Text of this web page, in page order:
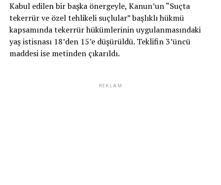
Kabul edilen bir başka önergeyle, Kanun’un “Suçta
tekerrür ve özel tehlikeli suçlular” başlıklı hükmü
kapsamında tekerrür hükümlerinin uygulanmasındaki
yaş istisnası 18’den 15’e düşürüldü. Teklifin 3’üncü
maddesi ise metinden çıkarıldı.
REKLAM